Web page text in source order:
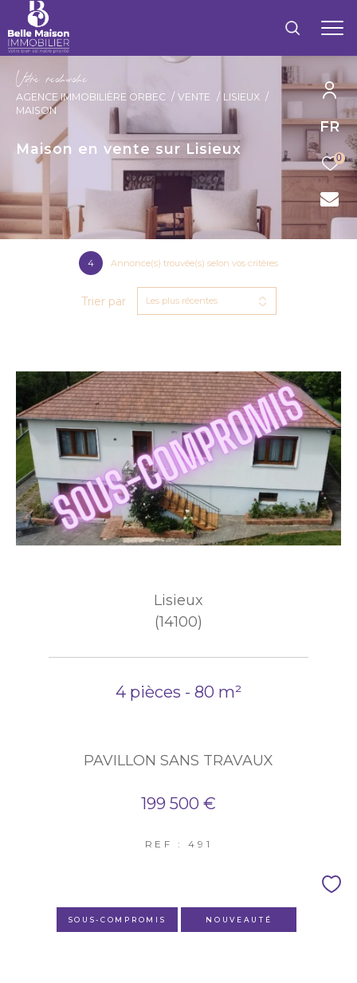
FR
0
Vore recece
AGENCE IMMOBILIÈRE ORBEC VENTE
LISIEUX
MAISON
Maison en vente sur Lisieux
4 Annonce(s) trouvée(s) selon vos critères
Trier par Les plus récentes
Lisieux
(14100)
4 pièces - 80 m²
PAVILLON SANS TRAVAUX
199 500 €
REF : 491
SOUS-COMPROMIS NOUVEAUTÉ